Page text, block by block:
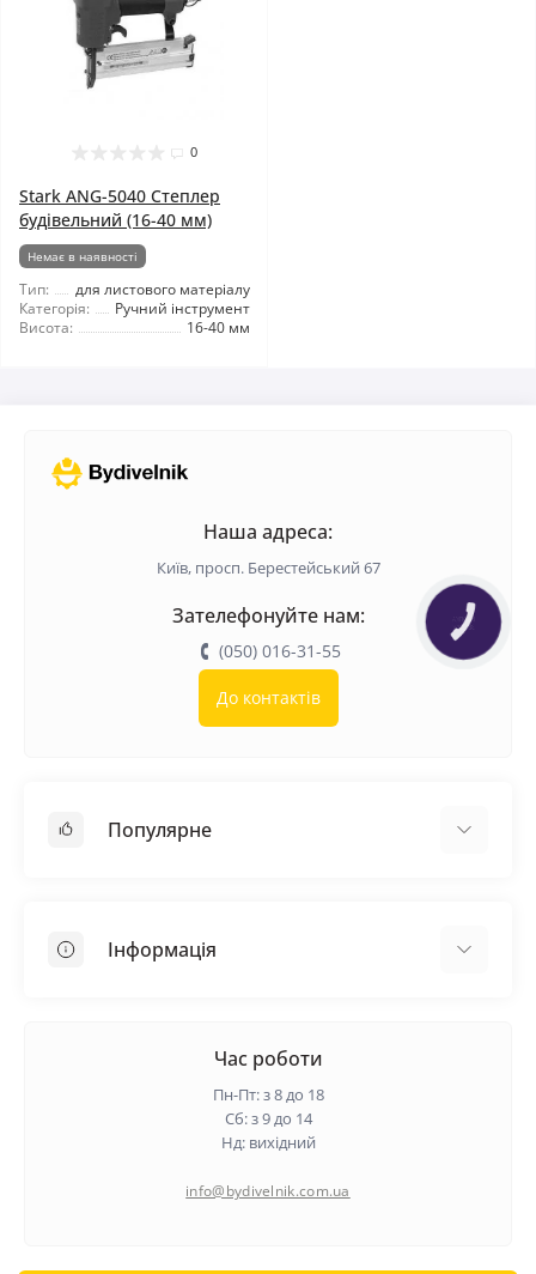
0
Stark ANG-5040 Степлер
будівельний (16-40 мм)
Немає в наявності
Тип:
для листового матеріалу
Категорія:
Ручний інструмент
Висота:
16-40 мм
Наша адреса:
Київ, просп. Берестейський 67
Зателефонуйте нам:
(050) 016-31-55
До контактів
Популярне
Самовирівнююча суміш
Інформація
Гарантія та повернення
Політика конфіденційності
Час роботи
Пн-Пт: з 8 до 18
Сб: з 9 до 14
Нд: вихідний
info@bydivelnik.com.ua
КНОПКА
ЗВ'ЯЗКУ